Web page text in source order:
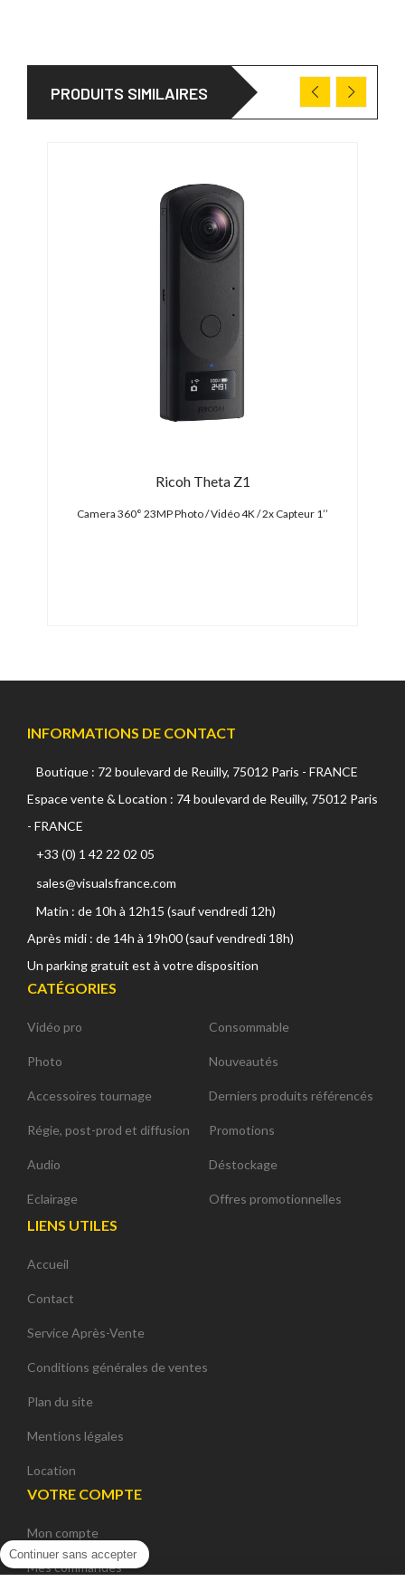
PRODUITS SIMILAIRES
Ricoh Theta Z1
Camera 360° 23MP Photo / Vidéo 4K / 2x Capteur 1’’
INFORMATIONS DE CONTACT
Boutique : 72 boulevard de Reuilly, 75012 Paris - FRANCE
Espace vente & Location : 74 boulevard de Reuilly, 75012 Paris
- FRANCE
+33 (0) 1 42 22 02 05
sales@visualsfrance.com
Matin : de 10h à 12h15 (sauf vendredi 12h)
Après midi : de 14h à 19h00 (sauf vendredi 18h)
Un parking gratuit est à votre disposition
CATÉGORIES
Vidéo pro
Photo
Accessoires tournage
Régie, post-prod et diffusion
Audio
Eclairage
Consommable
Nouveautés
Derniers produits référencés
Promotions
Déstockage
Offres promotionnelles
LIENS UTILES
Accueil
Contact
Service Après-Vente
Conditions générales de ventes
Plan du site
Mentions légales
Location
VOTRE COMPTE
Mon compte
Mes commandes
Continuer sans accepter